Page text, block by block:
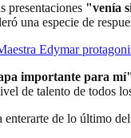
presentaciones "venía
una especie de
Edymar
importante para
de talento de todos
enterarte de lo último